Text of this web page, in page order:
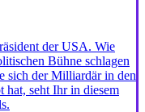
der USA. Wie
Bühne schlagen
sich der Milliardär in den
hat, seht Ihr in diesem